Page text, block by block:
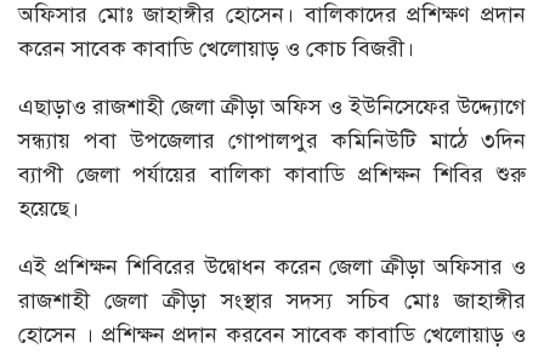
অফিসার মোঃ জাহাঙ্গীর হোসেন। বালিকাদের প্রশিক্ষণ প্রদান
করেন সাবেক কাবাডি খেলোয়াড় ও কোচ বিজরী।
এছাড়াও রাজশাহী জেলা ক্রীড়া অফিস ও ইউনিসেফের উদ্দ্যোগে
সন্ধ্যায় পবা উপজেলার গোপালপুর কমিনিউটি মাঠে ৩দিন
ব্যাপী জেলা পর্যায়ের বালিকা কাবাডি প্রশিক্ষন শিবির শুরু
হয়েছে।
এই প্রশিক্ষন শিবিরের উদ্বোধন করেন জেলা ক্রীড়া অফিসার ও
রাজশাহী জেলা ক্রীড়া সংস্থার সদস্য সচিব মোঃ জাহাঙ্গীর
হোসেন । প্রশিক্ষন প্রদান করবেন সাবেক কাবাডি খেলোয়াড় ও